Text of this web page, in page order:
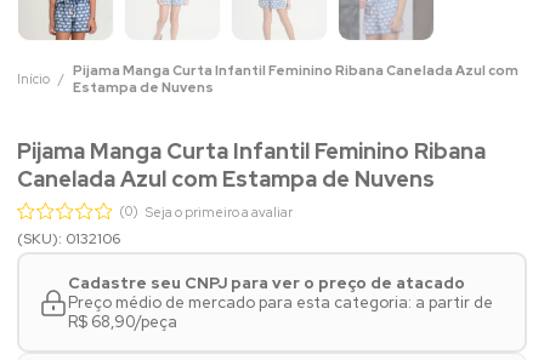
Início
Pijama Manga Curta Infantil Feminino Ribana Canelada Azul com
Estampa de Nuvens
Pijama Manga Curta Infantil Feminino Ribana
Canelada Azul com Estampa de Nuvens
(0) Seja o primeiro a avaliar
(SKU): 0132106
Cadastre seu CNPJ para ver o preço de atacado
Preço médio de mercado para esta categoria: a partir de
R$ 68,90/peça